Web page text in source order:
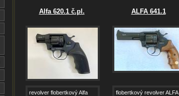
Alfa 620.1 č.pl.
revolver flobertkový Alfa
ALFA 641.1
flobertkový revolver ALFA